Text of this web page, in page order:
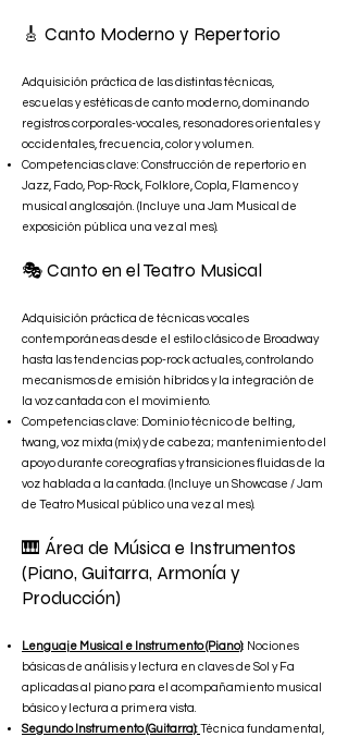
🎸 Canto Moderno y Repertorio
Adquisición práctica de las distintas técnicas,
escuelas y estéticas de canto moderno, dominando
registros corporales-vocales, resonadores orientales y
occidentales, frecuencia, color y volumen.
Competencias clave: Construcción de repertorio en
Jazz, Fado, Pop-Rock, Folklore, Copla, Flamenco y
musical anglosajón. (Incluye una Jam Musical de
exposición pública una vez al mes).
🎭Canto en el Teatro Musical
Adquisición práctica de técnicas vocales
contemporáneas desde el estilo clásico de Broadway
hasta las tendencias pop-rock actuales, controlando
mecanismos de emisión híbridos y la integración de
la voz cantada con el movimiento.
Competencias clave: Dominio técnico de belting,
twang, voz mixta (mix) y de cabeza; mantenimiento del
apoyo durante coreografías y transiciones fluidas de la
voz hablada a la cantada. (Incluye un Showcase / Jam
de Teatro Musical público una vez al mes).
🎹 Área de Música e Instrumentos
(Piano, Guitarra, Armonía y
Producción)
Lenguaje Musical e Instrumento (Piano): Nociones
básicas de análisis y lectura en claves de Sol y Fa
aplicadas al piano para el acompañamiento musical
básico y lectura a primera vista.
Segundo Instrumento (Guitarra):
Técnica fundamental,